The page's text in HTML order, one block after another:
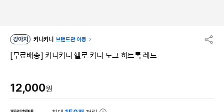
강아지 키니키니 브랜드관 이동
[무료배송] 키니키니 헬로 키니 도그 하트톡 레드
12,000원